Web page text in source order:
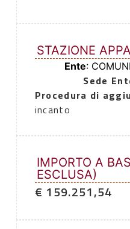
STAZIONE
Ente:
Sede
Procedura di
incanto
IMPORTO A
ESCLUSA)
€ 159.251,54